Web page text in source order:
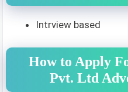
Intrview based
How to Apply
Pvt. Ltd